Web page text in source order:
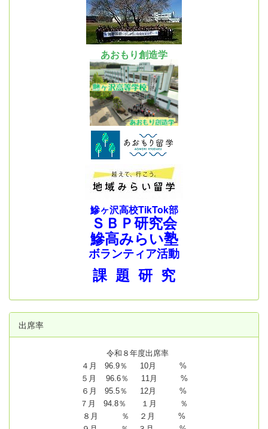
あおもり創造学
鰺ヶ沢高校TikTok部
ＳＢＰ研究会
鰺高みらい塾
ボランティア活動
課 題 研 究
出席率
令和８年度出席率
４月 96.9％ 10月 %
５月 96.6％ 11月 %
６月 95.5％ 12月 %
７月 94.8％ １月 ％
８月 ％ ２月 %